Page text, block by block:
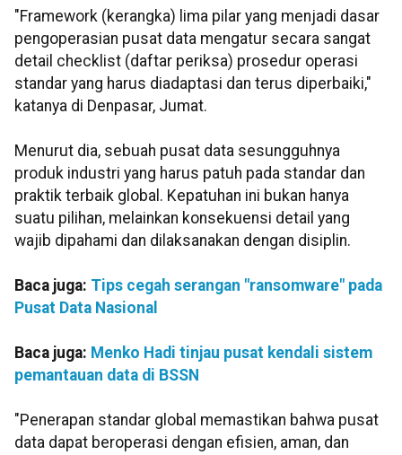
"Framework (kerangka) lima pilar yang menjadi dasar
pengoperasian pusat data mengatur secara sangat
detail checklist (daftar periksa) prosedur operasi
standar yang harus diadaptasi dan terus diperbaiki,"
katanya di Denpasar, Jumat.
Menurut dia, sebuah pusat data sesungguhnya
produk industri yang harus patuh pada standar dan
praktik terbaik global. Kepatuhan ini bukan hanya
suatu pilihan, melainkan konsekuensi detail yang
wajib dipahami dan dilaksanakan dengan disiplin.
Baca juga: Tips cegah serangan "ransomware" pada
Pusat Data Nasional
Baca juga: Menko Hadi tinjau pusat kendali sistem
pemantauan data di BSSN
"Penerapan standar global memastikan bahwa pusat
data dapat beroperasi dengan efisien, aman, dan